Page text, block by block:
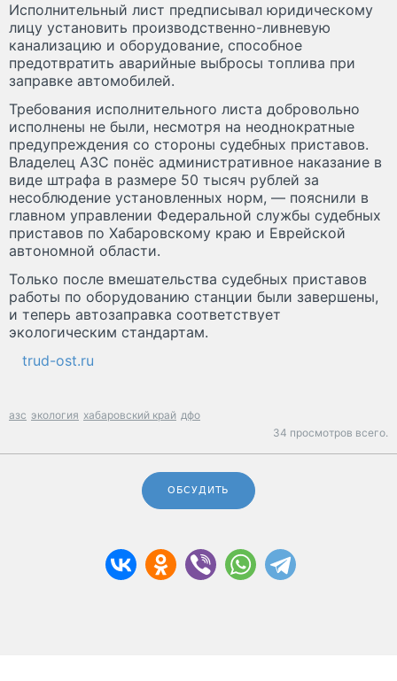
Исполнительный лист предписывал юридическому
лицу установить производственно-ливневую
канализацию и оборудование, способное
предотвратить аварийные выбросы топлива при
заправке автомобилей.
Требования исполнительного листа добровольно
исполнены не были, несмотря на неоднократные
предупреждения со стороны судебных приставов.
Владелец АЗС понёс административное наказание в
виде штрафа в размере 50 тысяч рублей за
несоблюдение установленных норм, — пояснили в
главном управлении Федеральной службы судебных
приставов по Хабаровскому краю и Еврейской
автономной области.
Только после вмешательства судебных приставов
работы по оборудованию станции были завершены,
и теперь автозаправка соответствует
экологическим стандартам.
trud-ost.ru
азс экология хабаровский край дфо
34 просмотров всего.
ОБСУДИТЬ